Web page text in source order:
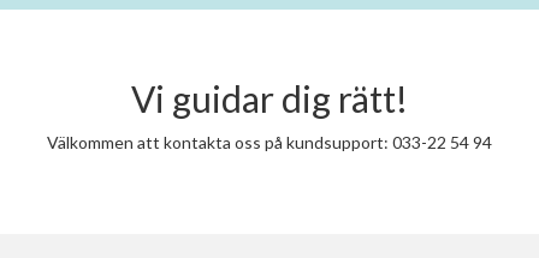
Vi guidar dig rätt!
Välkommen att kontakta oss på kundsupport: 033-22 54 94